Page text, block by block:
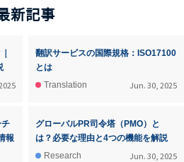
新記事
翻訳サービスの国際規格：ISO17100
とは
Translation
Jun. 30, 2025
報
グローバルPR司令塔（PMO）と
は？必要な理由と4つの機能を解説
Research
Jun. 30, 2025